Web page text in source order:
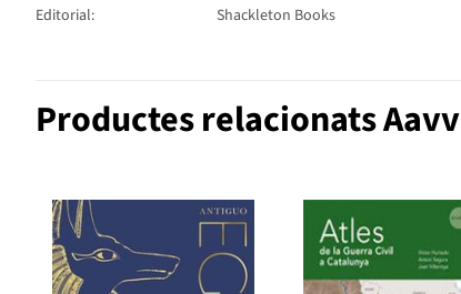
Editorial:
Shackleton Books
Productes relacionats Aavv